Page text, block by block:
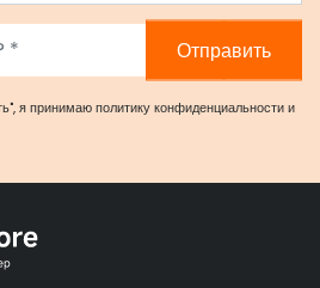
Отправить
я принимаюполитику конфиденциальностии